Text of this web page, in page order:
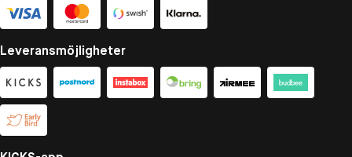
Leveransmöjligheter